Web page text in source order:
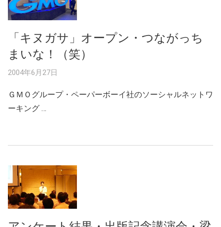
「キヌガサ」オープン・つながっち
まいな！（笑）
2004年6月27日
ＧＭＯグループ・ペーパーボーイ社のソーシャルネットワ
ーキング …